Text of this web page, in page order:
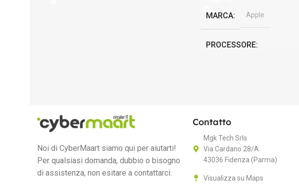
MARCA Apple
PROCESSORE
Noi di CyberMaart siamo qui per aiutarti!
Per qualsiasi domanda, dubbio o bisogno
di assistenza, non esitare a contattarci:
Contatto
Mgk Tech Srls
Via Cardano 28/A
43036 Fidenza (Parma)
Visualizza su Maps